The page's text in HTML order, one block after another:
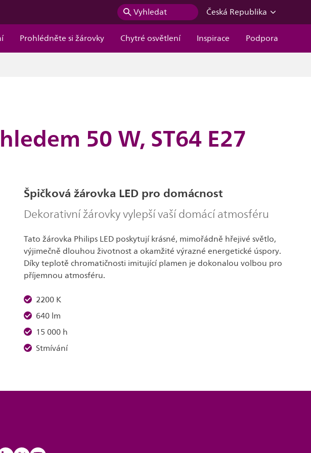
Vyhledat
Česká Republika
Prohlédněte si žárovky Chytré osvětlení Inspirace Podpora
50 W, ST64 E27
Špičková žárovka LED pro domácnost
Dekorativní žárovky vylepší vaší domácí atmosféru
Tato žárovka Philips LED poskytují krásné, mimořádně hřejivé světlo,
výjimečně dlouhou životnost a okamžité výrazné energetické úspory.
Díky teplotě chromatičnosti imitující plamen je dokonalou volbou pro
příjemnou atmosféru.
2200 K
640 lm
15 000 h
Stmívání